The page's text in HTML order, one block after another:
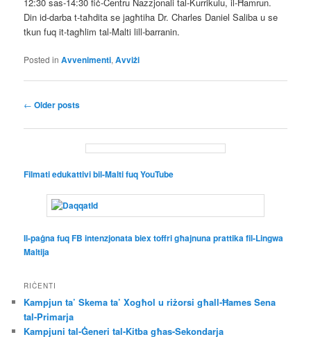
Din id-darba t-taħdita se jagħtiha Dr. Charles Daniel Saliba u se
tkun fuq it-tagħlim tal-Malti lill-barranin.
Posted in Avvenimenti,Avviżi
Post
← Older posts
Filmati edukattivi bil-Malti fuq YouTube
Il-paġna fuq FB intenzjonata biex toffri għajnuna prattika fil-Lingwa
Maltija
RIĊENTI
Kampjun ta’ Skema ta’ Xogħol u riżorsi għall-Ħames Sena
tal-Primarja
Kampjuni tal-Ġeneri tal-Kitba għas-Sekondarja